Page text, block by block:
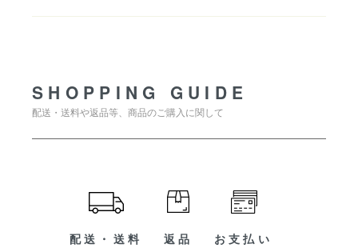
SHOPPING GUIDE
配送・送料や返品等、商品のご購入に関して
配送・送料 返品 お支払い